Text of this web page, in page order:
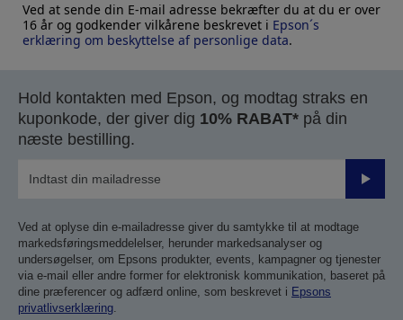
Ved at sende din E-mail adresse bekræfter du at du er over
16 år og godkender vilkårene beskrevet i Epson´s
erklæring om beskyttelse af personlige data.
Hold kontakten med Epson, og modtag straks en
kuponkode, der giver dig 10% RABAT* på din
næste bestilling.
Send
Ved at oplyse din e-mailadresse giver du samtykke til at modtage
markedsføringsmeddelelser, herunder markedsanalyser og
undersøgelser, om Epsons produkter, events, kampagner og tjenester
via e-mail eller andre former for elektronisk kommunikation, baseret på
dine præferencer og adfærd online, som beskrevet i Epsons
privatlivserklæring.